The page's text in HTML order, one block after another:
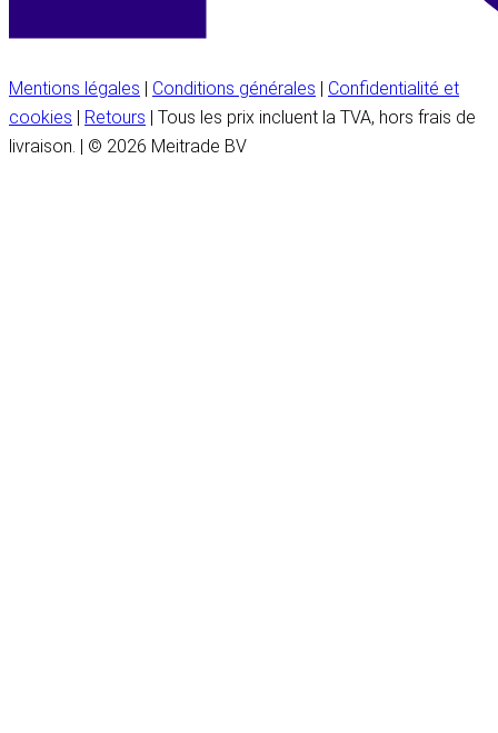
Mentions légales | Conditions générales | Confidentialité et
cookies | Retours | Tous les prix incluent la TVA, hors frais de
livraison. | © 2026 Meitrade BV